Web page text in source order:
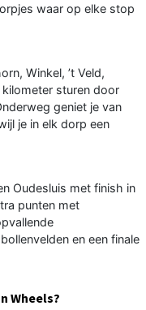
waar op elke stop
Winkel, ’t Veld,
sturen door
geniet je van
je in elk dorp een
Oudesluis met finish in
punten met
en een finale
Wheels?